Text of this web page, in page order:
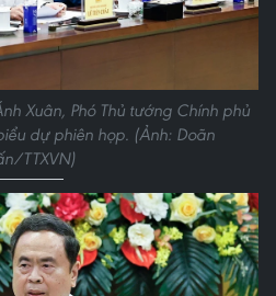
Xuân, Phó Thủ tướng Chính phủ
dự phiên họp. (Ảnh: Doãn
TTXVN)